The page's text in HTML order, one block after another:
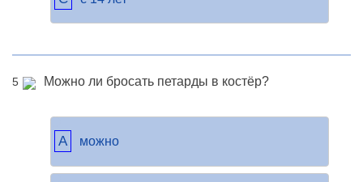
5 Можно ли бросать петарды в костёр?
A можно